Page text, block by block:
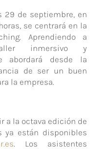
29 de septiembre, en
se centrará en la
Aprendiendo a
inmersivo y
abordará desde la
de ser un buen
la empresa.
a la octava edición de
ya están disponibles
. Los asistentes